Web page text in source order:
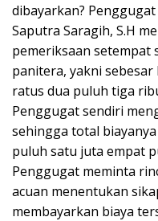
dibayarkan?
Saputra Saragih, S.H
pemeriksaan setempat
panitera, yakni sebesar
ratus dua puluh tiga
Penggugat sendiri
sehingga total biayanya
puluh satu juta empat
Penggugat meminta
acuan menentukan
membayarkan biaya